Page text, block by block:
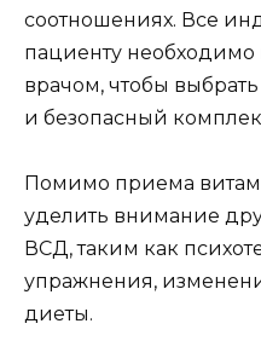
соотношениях. Все
пациенту необходимо
врачом, чтобы
и безопасный
Помимо приема
уделить внимание
ВСД, таким как
упражнения,
диеты.